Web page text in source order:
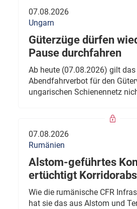
07.08.2026
Ungarn
Güterzüge dürfen
Pause durchfahren
Ab heute (07.08.2026) gilt das
Abendfahrverbot für den
ungarischen Schienennetz
07.08.2026
Rumänien
Alstom-geführtes
ertüchtigt
Wie die rumänische CFR
hat sie das aus Alstom und